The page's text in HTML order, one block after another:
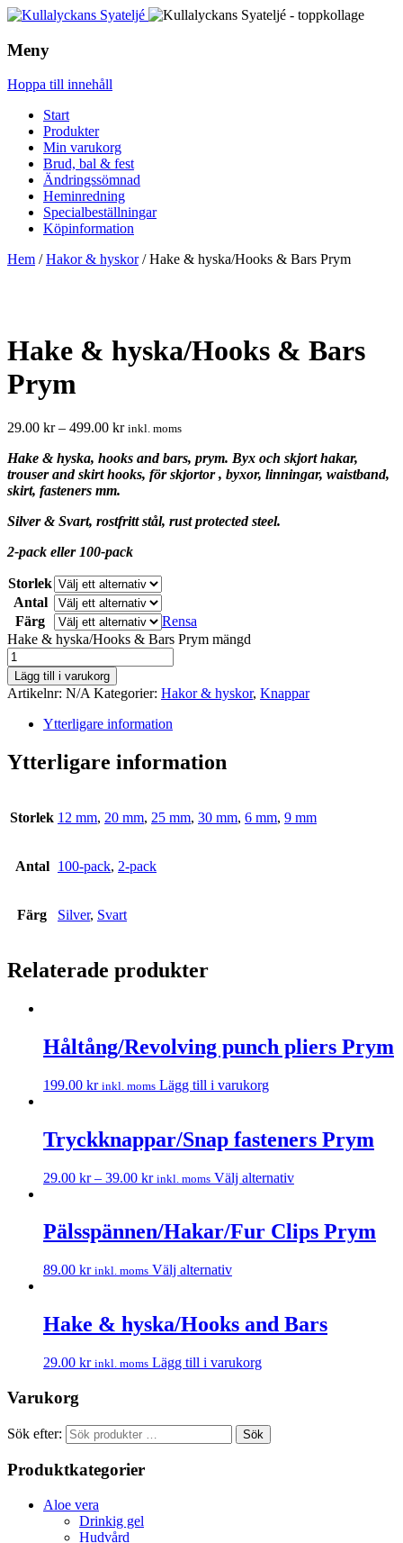
Meny
Hoppa till innehåll
Start
Produkter
Min varukorg
Brud, bal & fest
Ändringssömnad
Heminredning
Specialbeställningar
Köpinformation
Hem /Hakor & hyskor/ Hake & hyska/Hooks & Bars Prym
Hake & hyska/Hooks & Bars
Prym
29.00 kr– 499.00 kr inkl. moms
Hake & hyska, hooks and bars, prym. Byx och skjort hakar,
trouser and skirt hooks, för skjortor , byxor, linningar, waistband,
skirt, fasteners mm.
Silver & Svart, rostfritt stål, rust protected steel.
2-pack eller 100-pack
Storlek
Antal
Färg
Rensa
Hake & hyska/Hooks & Bars Prym mängd
Lägg till i varukorg
Artikelnr: N/A Kategorier: Hakor & hyskor, Knappar
Ytterligare information
Ytterligare information
Storlek 12 mm, 20 mm, 25 mm, 30 mm, 6 mm, 9 mm
Antal 100-pack, 2-pack
Färg Silver, Svart
Relaterade produkter
Håltång/Revolving punch pliers Prym
199.00 kr inkl. moms Lägg till i varukorg
Tryckknappar/Snap fasteners Prym
29.00 kr– 39.00 kr inkl. moms Välj alternativ
Pälsspännen/Hakar/Fur Clips Prym
89.00 kr inkl. moms Välj alternativ
Hake & hyska/Hooks and Bars
29.00 kr inkl. moms Lägg till i varukorg
Varukorg
Sök efter: Sök
Produktkategorier
Aloe vera
Drinkig gel
Hudvård